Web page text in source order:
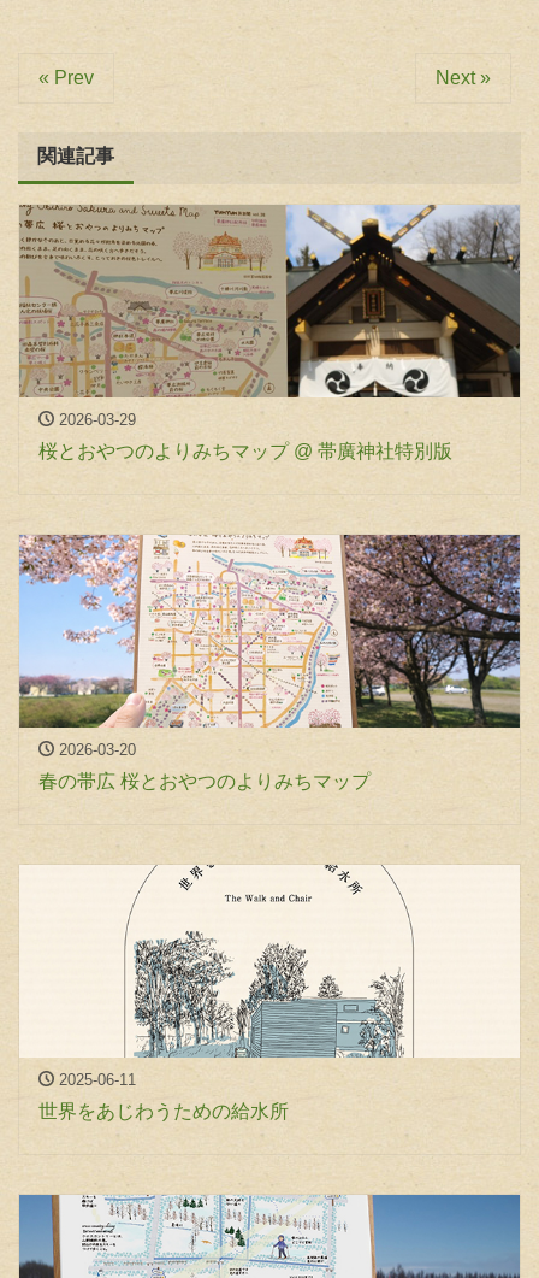
« Prev Next »
関連記事
2026-03-29
桜とおやつのよりみちマップ @ 帯廣神社特別版
2026-03-20
春の帯広 桜とおやつのよりみちマップ
2025-06-11
世界をあじわうための給水所